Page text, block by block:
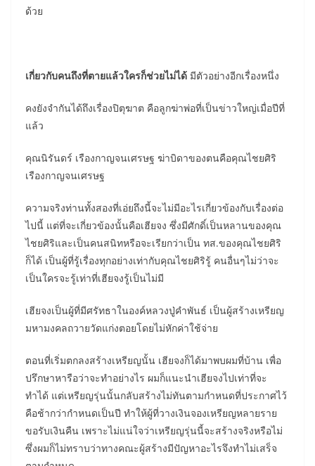
ด้วย
เกี่ยวกับคนถึงที่ตายแล้วใครก็ช่วยไม่ได้ มีตัวอย่างอีกเรื่องหนึ่ง
คงยังจำกันได้ถึงเรื่องปิตุฆาต คือลูกฆ่าพ่อที่เป็นข่าวใหญ่เมื่อปีที่
แล้ว
คุณนิรันดร์ เรืองกาญจนเศรษฐ ฆ่าบิดาของตนคือคุณไชยศิริ
เรืองกาญจนเศรษฐ
ความจริงท่านทั้งสองที่เอ่ยถึงนี้จะไม่มีอะไรเกี่ยวข้องกับเรื่องต่อ
ไปนี้ แต่ที่จะเกี่ยวข้องนั้นคือเฮียจง ซึ่งมีศักดิ์เป็นหลานของคุณ
ไชยศิริและเป็นคนสนิทหรือจะเรียกว่าเป็น ทส.ของคุณไชยศิริ
ก็ได้ เป็นผู้ที่รู้เรื่องทุกอย่างเท่ากับคุณไชยศิริรู้ คนอื่นๆไม่ว่าจะ
เป็นใครจะรู้เท่าที่เฮียจงรู้เป็นไม่มี
เฮียจงเป็นผู้ที่มีศรัทธาในองค์หลวงปู่คำพันธ์ เป็นผู้สร้างเหรียญ
มหามงคลถวายวัดแก่งตอยโดยไม่หักค่าใช้จ่าย
ตอนที่เริ่มตกลงสร้างเหรียญนั้น เฮียจงก็ได้มาพบผมที่บ้าน เพื่อ
ปรึกษาหารือว่าจะทำอย่างไร ผมก็แนะนำเฮียจงไปเท่าที่จะ
ทำได้ แต่เหรียญรุ่นนั้นกลับสร้างไม่ทันตามกำหนดที่ประกาศไว้
คือช้ากว่ากำหนดเป็นปี ทำให้ผู้ที่วางเงินจองเหรียญหลายราย
ขอรับเงินคืน เพราะไม่แน่ใจว่าเหรียญรุ่นนี้จะสร้างจริงหรือไม่
ซึ่งผมก็ไม่ทราบว่าทางคณะผู้สร้างมีปัญหาอะไรจึงทำไม่เสร็จ